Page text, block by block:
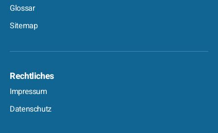
Glossar
Sitemap
Rechtliches
Impressum
Datenschutz